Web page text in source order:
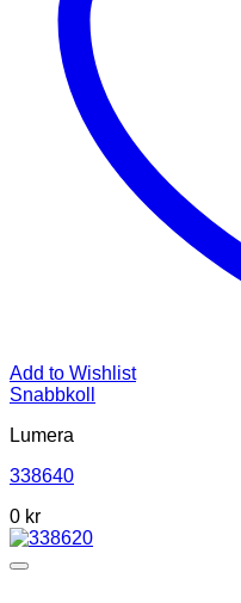
Add to Wishlist
Snabbkoll
Lumera
338640
0 kr